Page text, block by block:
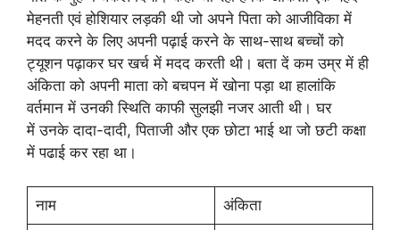
मेहनती एवं होशियार लड़की थी जो अपने पिता को आजीविका में
मदद करने के लिए अपनी पढ़ाई करने के साथ-साथ बच्चों को
ट्यूशन पढ़ाकर घर खर्च में मदद करती थी। बता दें कम उम्र में ही
अंकिता को अपनी माता को बचपन में खोना पड़ा था हालांकि
वर्तमान में उनकी स्थिति काफी सुलझी नजर आती थी। घर
में उनके दादा-दादी, पिताजी और एक छोटा भाई था जो छटी कक्षा
में पढाई कर रहा था।
नाम अंकिता